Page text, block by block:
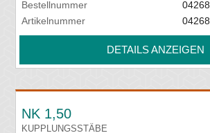
Bestellnummer
04268
Artikelnummer
04268
DETAILS ANZEIGEN
NK 1,50
KUPPLUNGSSTÄBE